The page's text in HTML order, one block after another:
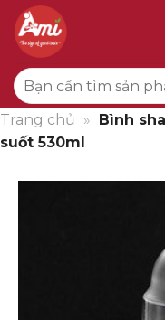
qua
dung
Tìm
kiếm:
Trang chủ » Bình
suốt 530ml